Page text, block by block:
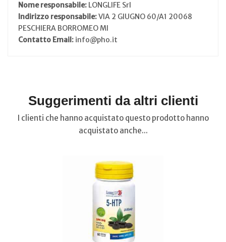
Nome responsabile: LONGLIFE Srl
Indirizzo responsabile:VIA 2 GIUGNO 60/A1 20068
PESCHIERA BORROMEO MI
Contatto Email: info@pho.it
Suggerimenti da altri clienti
I clienti che hanno acquistato questo prodotto hanno
acquistato anche...